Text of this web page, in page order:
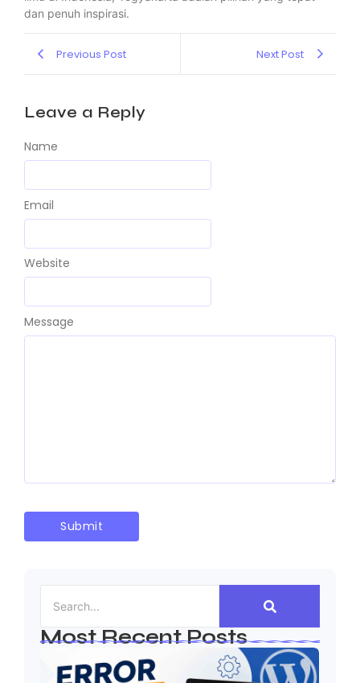
dan penuh inspirasi.
Previous Post Next Post
Leave a Reply
Message
Name
Email
Website
Most Recent Posts